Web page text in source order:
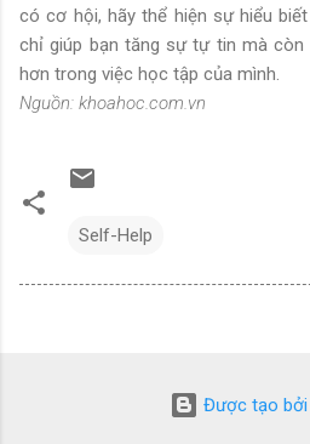
có cơ hội, hãy thể hiện sự hiểu
chỉ giúp bạn tăng sự tự tin mà
hơn trong việc học tập của mình.
Nguồn: khoahoc.com.vn
Self-Help
Được tạo bởi